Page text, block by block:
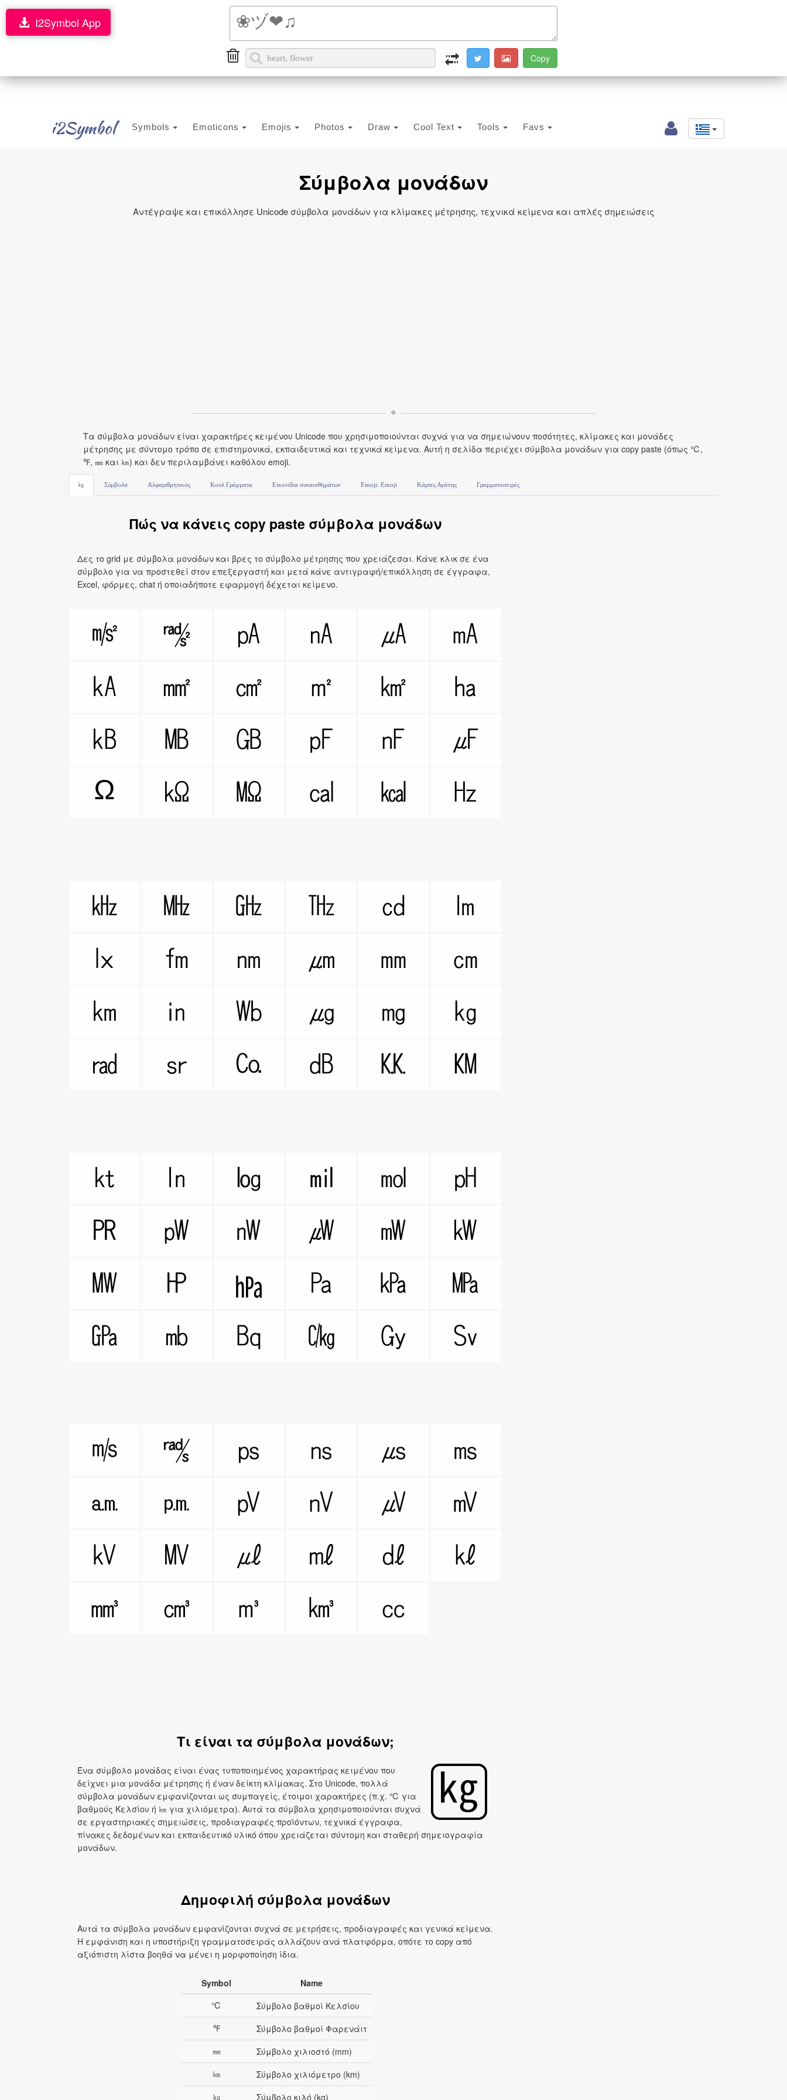
i2Symbol Symbols Emoticons Emojis Photos Draw Cool Text Tools Favs
I2Symbol App
Σύμβολα μονάδων
Αντέγραψε και επικόλλησε Unicode σύμβολα μονάδων για κλίμακες μέτρησης, τεχνικά κείμενα και απλές σημειώσεις
✧
Τα σύμβολα μονάδων είναι χαρακτήρες κειμένου Unicode που χρησιμοποιούνται συχνά για να σημειώνουν ποσότητες, κλίμακες και μονάδες
μέτρησης με σύντομο τρόπο σε επιστημονικά, εκπαιδευτικά και τεχνικά κείμενα. Αυτή η σελίδα περιέχει σύμβολα μονάδων για copy paste (όπως ℃,
℉, ㎜ και ㎞) και δεν περιλαμβάνει καθόλου emoji.
㎏ Σύμβολα Αλφαριθμητικός Κουλ Γράμματα Εικονίδια συναισθημάτων Emoji: Emoji Κάρτες Αγάπης Γραμματοσειρές
Πώς να κάνεις copy paste σύμβολα μονάδων
Δες το grid με σύμβολα μονάδων και βρες το σύμβολο μέτρησης που χρειάζεσαι. Κάνε κλικ σε ένα
σύμβολο για να προστεθεί στον επεξεργαστή και μετά κάνε αντιγραφή/επικόλληση σε έγγραφα,
Excel, φόρμες, chat ή οποιαδήποτε εφαρμογή δέχεται κείμενο.
㎨ ㎯ ㎀ ㎁ ㎂
㎃
㎄
㎟ ㎠ ㎡ ㎢
㏊
㎅
㎆ ㎇ ㎊ ㎋
㎌
Ω
㏀ ㏁ ㎈ ㎉ ㎐
㎑ ㎒ ㎓ ㎔ ㏅
㏐
㏓
㎙ ㎚ ㎛ ㎜
㎝
㎞
㏌ ㏝ ㎍ ㎎
㎏
㎭
㏛ ㏇ ㏈ ㏍ ㏎
㏏ ㏑ ㏒ ㏕ ㏖
㏗
㏚
㎺ ㎻ ㎼ ㎽
㎾
㎿
㏋ ㍱ ㎩ ㎪
㎫
㎬
㏔ ㏃ ㏆ ㏉ ㏜
㎧ ㎮ ㎰ ㎱ ㎲
㎳
㏂
㏘ ㎴ ㎵ ㎶
㎷
㎸
㎹ ㎕ ㎖ ㎗
㎘
㎣
㎤ ㎥ ㎦ ㏄
Τι είναι τα σύμβολα μονάδων;
Ένα σύμβολο μονάδας είναι ένας τυποποιημένος χαρακτήρας κειμένου που
δείχνει μια μονάδα μέτρησης ή έναν δείκτη κλίμακας. Στο Unicode, πολλά
σύμβολα μονάδων εμφανίζονται ως συμπαγείς, έτοιμοι χαρακτήρες (π.χ. ℃ για
βαθμούς Κελσίου ή ㎞ για χιλιόμετρα). Αυτά τα σύμβολα χρησιμοποιούνται συχνά
σε εργαστηριακές σημειώσεις, προδιαγραφές προϊόντων, τεχνικά έγγραφα,
πίνακες δεδομένων και εκπαιδευτικό υλικό όπου χρειάζεται σύντομη και σταθερή σημειογραφία
μονάδων.
Δημοφιλή σύμβολα μονάδων
Αυτά τα σύμβολα μονάδων εμφανίζονται συχνά σε μετρήσεις, προδιαγραφές και γενικά κείμενα.
Η εμφάνιση και η υποστήριξη γραμματοσειράς αλλάζουν ανά πλατφόρμα, οπότε το copy από
αξιόπιστη λίστα βοηθά να μένει η μορφοποίηση ίδια.
Symbol
Name
℃
Σύμβολο βαθμοί Κελσίου
℉
Σύμβολο βαθμοί Φαρενάιτ
㎜
Σύμβολο χιλιοστό (mm)
㎞
Σύμβολο χιλιόμετρο (km)
㎏
Σύμβολο κιλό (kg)